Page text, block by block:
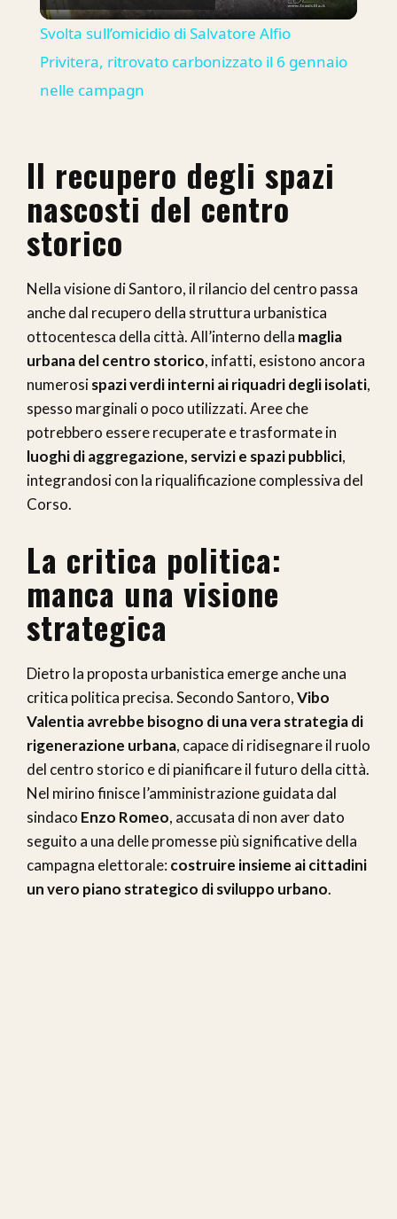
Video
Svolta sull’omicidio di Salvatore Alfio
Privitera, ritrovato carbonizzato il 6 gennaio
nelle campagn
Il recupero degli spazi
nascosti del centro
storico
Nella visione di Santoro, il rilancio del centro passa
anche dal recupero della struttura urbanistica
ottocentesca della città. All’interno della maglia
urbana del centro storico, infatti, esistono ancora
numerosispazi verdi interni ai riquadri degli isolati,
spesso marginali o poco utilizzati. Aree che
potrebbero essere recuperate e trasformate in
luoghi di aggregazione, servizi e spazi pubblici,
integrandosi con la riqualificazione complessiva del
Corso.
La critica politica:
manca una visione
strategica
Dietro la proposta urbanistica emerge anche una
critica politica precisa. Secondo Santoro,Vibo
Valentia avrebbe bisogno di una vera strategia di
rigenerazione urbana, capace di ridisegnare il ruolo
del centro storico e di pianificare il futuro della città.
Nel mirino finisce l’amministrazione guidata dal
sindaco Enzo Romeo, accusata di non aver dato
seguito a una delle promesse più significative della
campagna elettorale: costruire insieme ai cittadini
un vero piano strategico di sviluppo urbano.